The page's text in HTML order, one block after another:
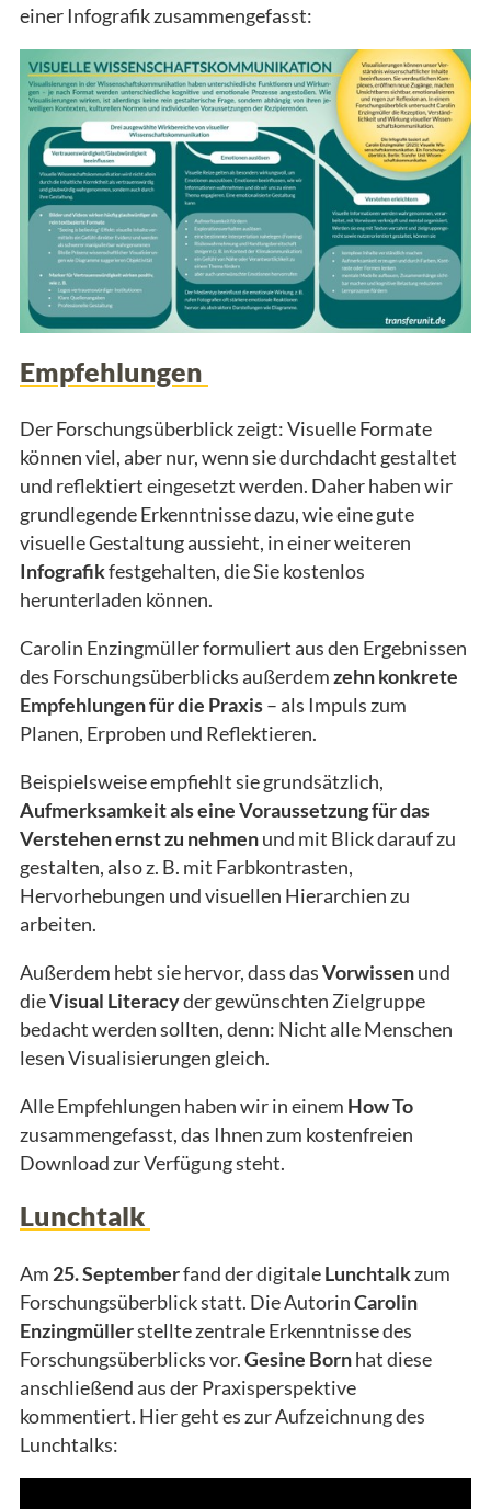
einer Infografik zusammengefasst:
Empfehlungen
Der Forschungsüberblick zeigt: Visuelle Formate
können viel, aber nur, wenn sie durchdacht gestaltet
und reflektiert eingesetzt werden. Daher haben wir
grundlegende Erkenntnisse dazu, wie eine gute
visuelle Gestaltung aussieht, in einer weiteren
Infografikfestgehalten, die Sie kostenlos
herunterladen können.
Carolin Enzingmüller formuliert aus den Ergebnissen
des Forschungsüberblicks außerdemzehn konkrete
Empfehlungen für die Praxis– als Impuls zum
Planen, Erproben und Reflektieren.
Beispielsweise empfiehlt sie grundsätzlich,
Aufmerksamkeit als eine Voraussetzung für das
Verstehen ernst zu nehmenund mit Blick darauf zu
gestalten, also z. B. mit Farbkontrasten,
Hervorhebungen und visuellen Hierarchien zu
arbeiten.
Außerdem hebt sie hervor, dass dasVorwissenund
dieVisual Literacyder gewünschten Zielgruppe
bedacht werden sollten, denn: Nicht alle Menschen
lesen Visualisierungen gleich.
Alle Empfehlungen haben wir in einem How To
zusammengefasst, das Ihnen zum kostenfreien
Download zur Verfügung steht.
Lunchtalk
Am 25. Septemberfand der digitaleLunchtalkzum
Forschungsüberblick statt. Die Autorin ​​​​​Carolin
Enzingmüllerstellte zentrale Erkenntnisse des
Forschungsüberblicks vor.Gesine Bornhat diese
anschließend aus der Praxisperspektive
kommentiert. Hier geht es zur Aufzeichnung des
Lunchtalks: